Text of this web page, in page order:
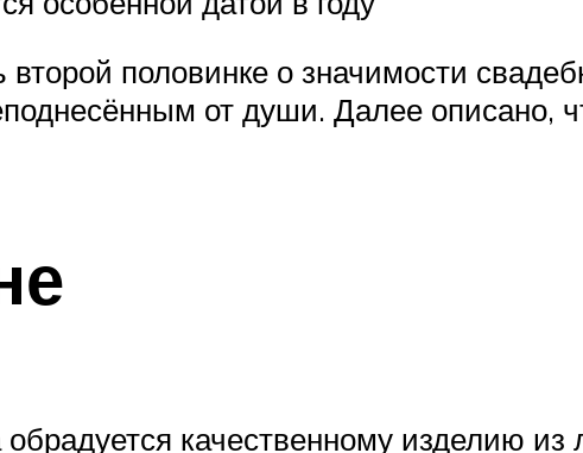
половинке о значимости
от души. Далее описано,
качественному изделию из